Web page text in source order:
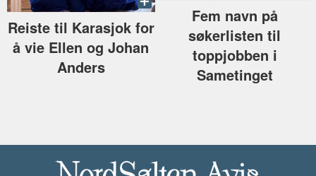
Reiste til Karasjok for
å vie Ellen og Johan
Anders
Fem navn på
søkerlisten til
toppjobben i
Sametinget